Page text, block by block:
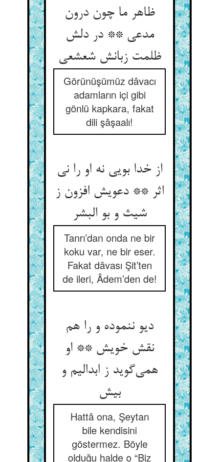
ظاهر ما چون درون
مدعی ** در دلش
ظلمت زبانش شعشعی‌‌
Görünüşümüz dâvacı
adamların içi gibi
gönlü kapkara, fakat
dili şâşaalı!
از خدا بویی نه او را نی
اثر ** دعویش افزون ز
شیث و بو البشر
Tanrı’dan onda ne bir
koku var, ne bir eser.
Fakat dâvası Şit’ten
de ileri, Âdem’den de!
دیو ننموده و را هم
نقش خویش ** او
همی‌‌گوید ز ابدالیم و
بیش‌‌
Hattâ ona, Şeytan
bile kendisini
göstermez. Böyle
olduğu halde o “Biz